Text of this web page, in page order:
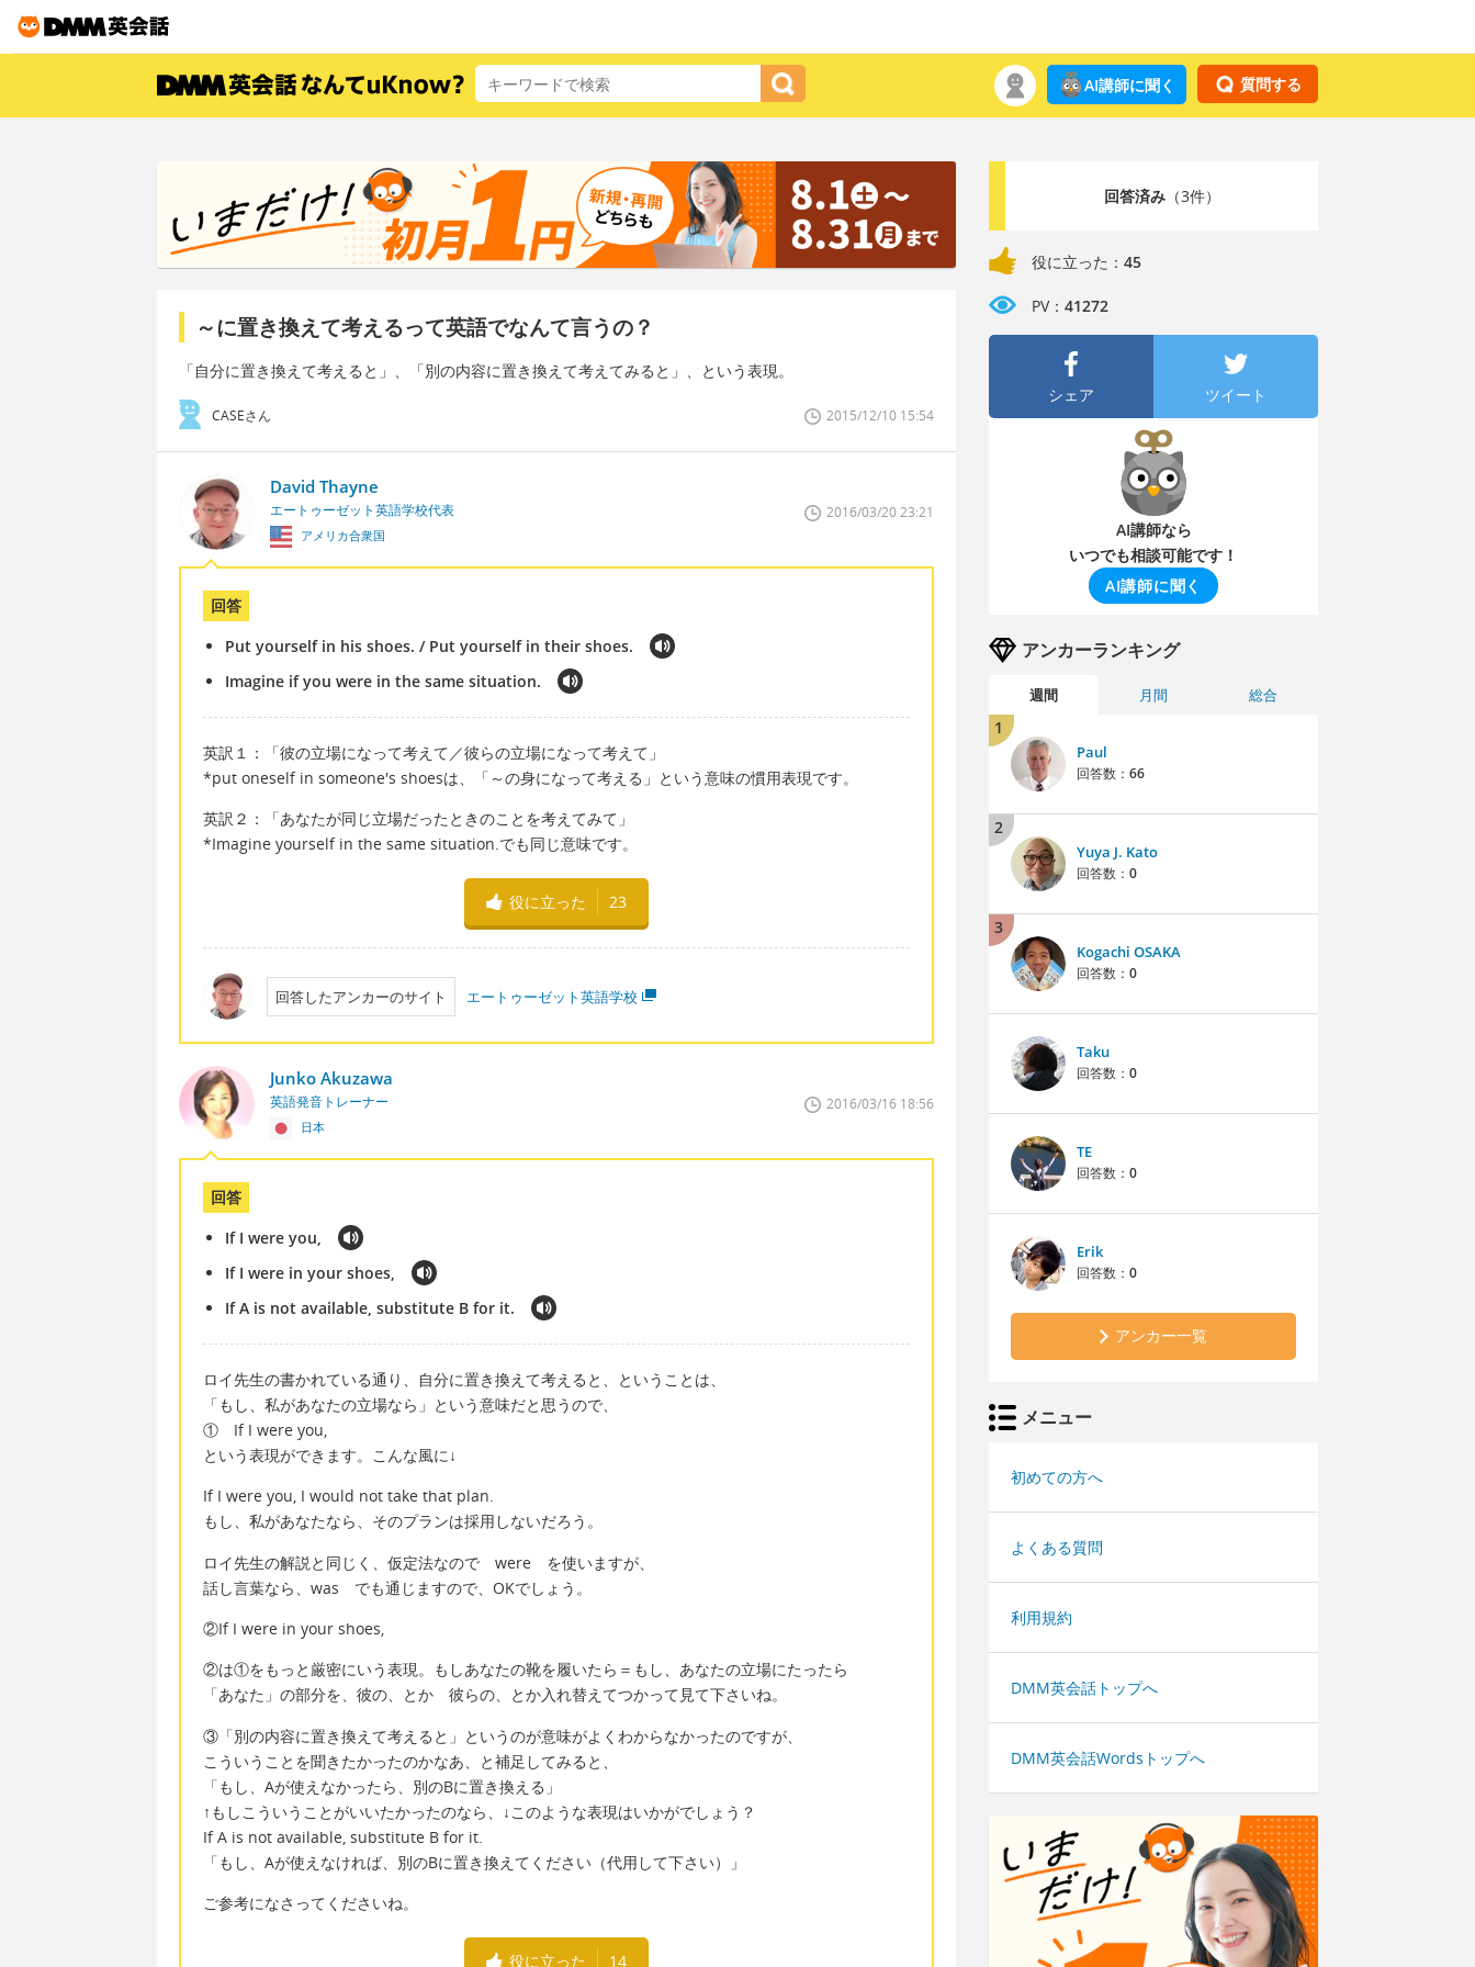
質問する
AI講師に聞く
～に置き換えて考えるって英語でなんて言うの？
「自分に置き換えて考えると」、「別の内容に置き換えて考えてみると」、という表現。
CASEさん 2015/12/10 15:54
David Thayne
エートゥーゼット英語学校代表
アメリカ合衆国
2016/03/20 23:21
回答
Put yourself in his shoes. / Put yourself in their shoes.
Imagine if you were in the same situation.
英訳１：「彼の立場になって考えて／彼らの立場になって考えて」
*put oneself in someone's shoesは、「～の身になって考える」という意味の慣用表現です。
英訳２：「あなたが同じ立場だったときのことを考えてみて」
*Imagine yourself in the same situation.でも同じ意味です。
役に立った 23
回答したアンカーのサイト エートゥーゼット英語学校
Junko Akuzawa
英語発音トレーナー
日本
2016/03/16 18:56
回答
If I were you,
If I were in your shoes,
If A is not available, substitute B for it.
ロイ先生の書かれている通り、自分に置き換えて考えると、ということは、
「もし、私があなたの立場なら」という意味だと思うので、
① If I were you,
という表現ができます。こんな風に↓
If I were you, I would not take that plan.
もし、私があなたなら、そのプランは採用しないだろう。
ロイ先生の解説と同じく、仮定法なので were を使いますが、
話し言葉なら、was でも通じますので、OKでしょう。
②If I were in your shoes,
②は①をもっと厳密にいう表現。もしあなたの靴を履いたら＝もし、あなたの立場にたったら
「あなた」の部分を、彼の、とか 彼らの、とか入れ替えてつかって見て下さいね。
③「別の内容に置き換えて考えると」というのが意味がよくわからなかったのですが、
こういうことを聞きたかったのかなあ、と補足してみると、
「もし、Aが使えなかったら、別のBに置き換える」
↑もしこういうことがいいたかったのなら、↓このような表現はいかがでしょう？
If A is not available, substitute B for it.
「もし、Aが使えなければ、別のBに置き換えてください（代用して下さい）」
ご参考になさってくださいね。
役に立った 14
回答済み（3件）
役に立った： 45
PV： 41272
シェア ツイート
AI講師なら
いつでも相談可能です！
AI講師に聞く
アンカーランキング
週間 月間 総合
1
Paul
回答数： 66
2
Yuya J. Kato
回答数： 0
3
Kogachi OSAKA
回答数： 0
Taku
回答数： 0
TE
回答数： 0
Erik
回答数： 0
アンカー一覧
メニュー
初めての方へ
よくある質問
利用規約
DMM英会話トップへ
DMM英会話Wordsトップへ